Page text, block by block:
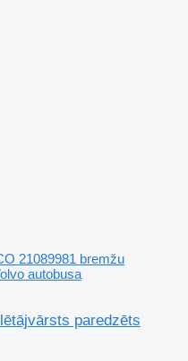
21089981 bremžu
autobusa
paredzēts